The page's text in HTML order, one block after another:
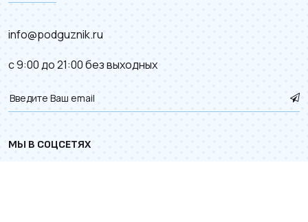
info@podguznik.ru
с 9:00 до 21:00 без выходных
МЫ В СОЦСЕТЯХ